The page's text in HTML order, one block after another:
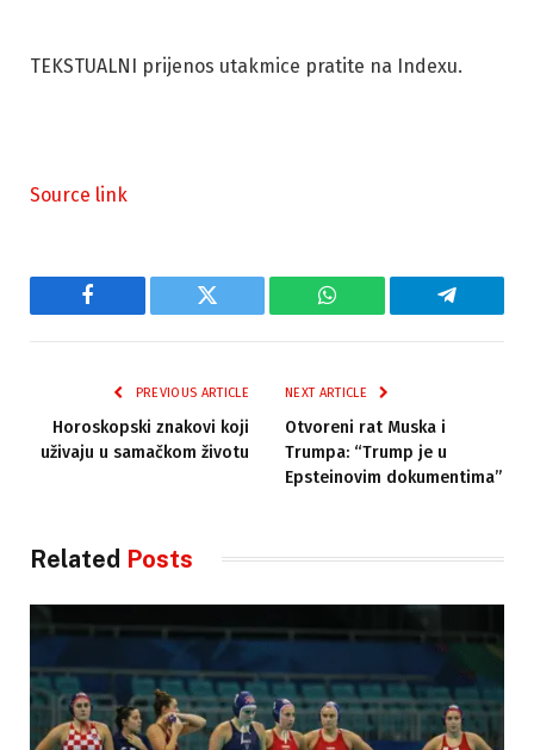
TEKSTUALNI prijenos utakmice pratite na Indexu.
Source link
Facebook Twitter WhatsApp Telegram
PREVIOUS ARTICLE
Horoskopski znakovi koji
uživaju u samačkom životu
NEXT ARTICLE
Otvoreni rat Muska i
Trumpa: “Trump je u
Epsteinovim dokumentima”
Related Posts